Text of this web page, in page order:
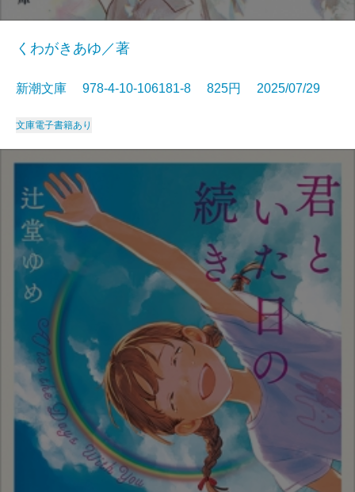
くわがきあゆ／著
新潮文庫 978-4-10-106181-8 825円 2025/07/29
文庫電子書籍あり